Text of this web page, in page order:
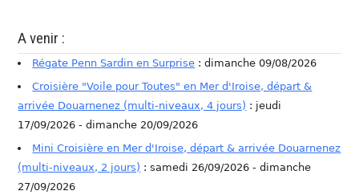
A venir :
Régate Penn Sardin en Surprise : dimanche 09/08/2026
Croisière "Voile pour Toutes" en Mer d'Iroise, départ &
arrivée Douarnenez (multi-niveaux, 4 jours) : jeudi
17/09/2026 - dimanche 20/09/2026
Mini Croisière en Mer d'Iroise, départ & arrivée Douarnenez
(multi-niveaux, 2 jours) : samedi 26/09/2026 - dimanche
27/09/2026